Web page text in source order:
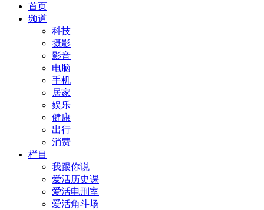
首页
频道
科技
摄影
影音
电脑
手机
居家
娱乐
健康
出行
消费
栏目
我跟你说
爱活历史课
爱活电刑室
爱活角斗场